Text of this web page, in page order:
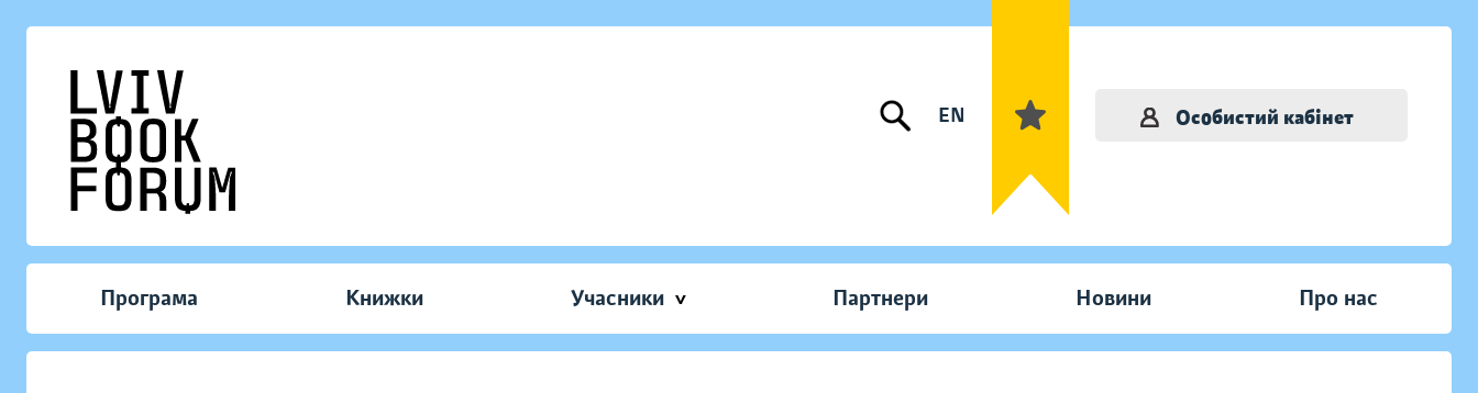
EN Особистий кабінет
Програма Книжки Учасники Партнери Новини Про нас